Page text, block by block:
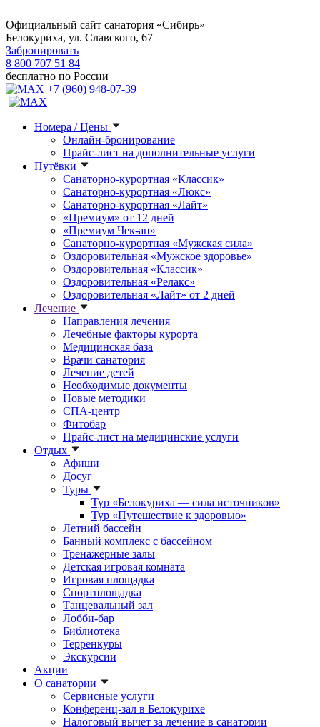
Официальный сайт санатория «Сибирь»
Белокуриха, ул. Славского, 67
Забронировать
8 800 707 51 84
бесплатно по России
+7 (960) 948-07-39
Номера / Цены
Онлайн-бронирование
Прайс-лист на дополнительные услуги
Путёвки
Санаторно-курортная «Классик»
Санаторно-курортная «Люкс»
Санаторно-курортная «Лайт»
«Премиум» от 12 дней
«Премиум Чек-ап»
Санаторно-курортная «Мужская сила»
Оздоровительная «Мужское здоровье»
Оздоровительная «Классик»
Оздоровительная «Релакс»
Оздоровительная «Лайт» от 2 дней
Лечение
Направления лечения
Лечебные факторы курорта
Медицинская база
Врачи санатория
Лечение детей
Необходимые документы
Новые методики
СПА-центр
Фитобар
Прайс-лист на медицинские услуги
Отдых
Афиши
Досуг
Туры
Тур «Белокуриха — сила источников»
Тур «Путешествие к здоровью»
Летний бассейн
Банный комплекс с бассейном
Тренажерные залы
Детская игровая комната
Игровая площадка
Спортплощадка
Танцевальный зал
Лобби-бар
Библиотека
Терренкуры
Экскурсии
Акции
О санатории
Сервисные услуги
Конференц-зал в Белокурихе
Налоговый вычет за лечение в санатории